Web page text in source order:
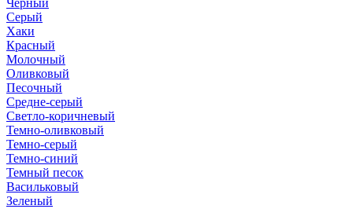
Серый
Хаки
Красный
Молочный
Оливковый
Песочный
Средне-серый
Светло-коричневый
Темно-оливковый
Темно-серый
Темно-синий
Темный песок
Васильковый
Зеленый